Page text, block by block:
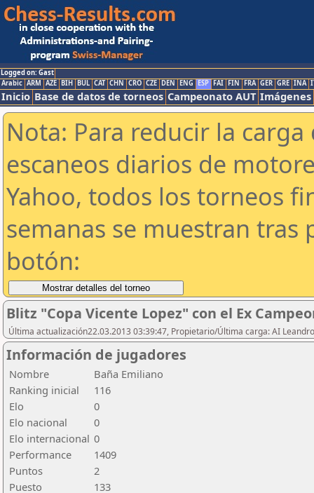
Logged on: Gast
Arabic ARM AZE BIH BUL CAT CHN CRO CZE DEN ENG ESP FAI FIN FRA GER GRE INA
Inicio Base de datos de torneos Campeonato AUT Imágenes
Nota: Para reducir la
escaneos diarios de
Yahoo, todos los torneos
semanas se muestran tras
botón:
Blitz "Copa Vicente Lopez" con el Ex
Última actualización22.03.2013 03:39:47, Propietario/Última carga: AI
Información de jugadores
Nombre
Baña Emiliano
Ranking inicial
116
Elo
0
Elo nacional
0
Elo internacional 0
Performance
1409
Puntos
2
Puesto
133